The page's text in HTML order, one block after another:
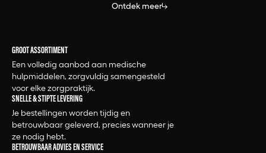
Ontdek meer
GROOT ASSORTIMENT
Een volledig aanbod aan medische
hulpmiddelen, zorgvuldig samengesteld
voor elke zorgpraktijk.
SNELLE & STIPTE LEVERING
Je bestellingen worden tijdig en
betrouwbaar geleverd, precies wanneer je
ze nodig hebt.
BETROUWBAAR ADVIES EN SERVICE